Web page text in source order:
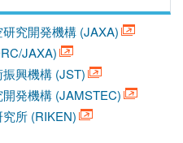
究開発機構 (JAXA)
JAXA)
興機構 (JST)
発機構 (JAMSTEC)
所 (RIKEN)